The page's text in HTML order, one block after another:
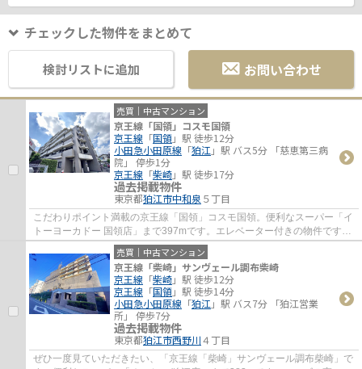
チェックした物件をまとめて
検討リストに追加 お問い合わせ
売買｜中古マンション
京王線「国領」コスモ国領
京王線 「国領」駅 徒歩12分
小田急小田原線 「狛江 」駅 バス5分 「慈恵第三病
院」 停歩1分
京王線 「柴崎」駅 徒歩17分
過去掲載物件
東京都狛江市中和泉 ５丁目
こだわりポイント満載の京王線「国領」コスモ国領。便利なスーパー「イ
トーヨーカドー 国領店」まで397mです。エレベーター付きの物件です。
駅から徒歩12分の物件はいかがですか。当社...
売買｜中古マンション
京王線「柴崎」サンヴェール調布柴崎
京王線 「柴崎」駅 徒歩12分
京王線 「国領」駅 徒歩14分
小田急小田原線 「狛江 」駅 バス7分 「狛江営業
所」 停歩7分
過去掲載物件
東京都狛江市西野川４丁目
ぜひ一度見ていただきたい、「京王線「柴崎」サンヴェール調布柴崎」で